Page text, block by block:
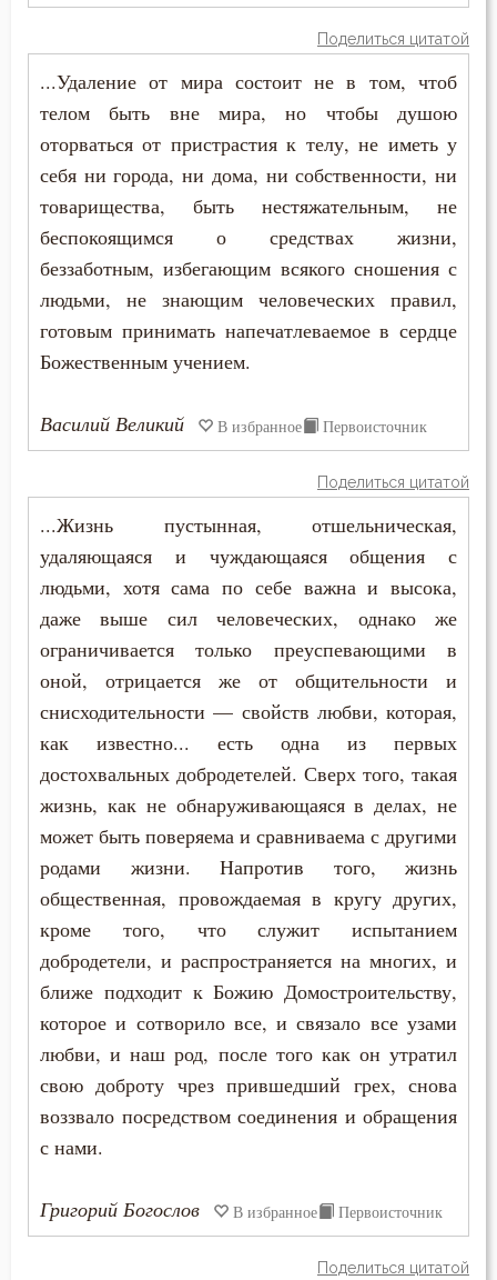
Слезы
Слух
Смертная память
Смерть
Смерть детей
Смех
Смысл жизни
Снисхождение
Соблазн
Совершенство
Совет
Созерцание
Сокрушение
Сомнение
Сон
Состояние души после смерти
Сострадание
Сотворение мира
Спаситель
Поделиться цитатой
...Удаление от мира состоит не в том, чтоб
телом быть вне мира, но чтобы душою
оторваться от пристрастия к телу, не иметь у
себя ни города, ни дома, ни собственности, ни
товарищества, быть нестяжательным, не
беспокоящимся о средствах жизни,
беззаботным, избегающим всякого сношения с
людьми, не знающим человеческих правил,
готовым принимать напечатлеваемое в сердце
Божественным учением.
Василий Великий В избранное Первоисточник
Поделиться цитатой
...Жизнь пустынная, отшельническая,
удаляющаяся и чуждающаяся общения с
людьми, хотя сама по себе важна и высока,
даже выше сил человеческих, однако же
ограничивается только преуспевающими в
оной, отрицается же от общительности и
снисходительности — свойств любви, которая,
как известно... есть одна из первых
достохвальных добродетелей. Сверх того, такая
жизнь, как не обнаруживающаяся в делах, не
может быть поверяема и сравниваема с другими
родами жизни. Напротив того, жизнь
общественная, провождаемая в кругу других,
кроме того, что служит испытанием
добродетели, и распространяется на многих, и
ближе подходит к Божию Домостроительству,
которое и сотворило все, и связало все узами
любви, и наш род, после того как он утратил
свою доброту чрез прившедший грех, снова
воззвало посредством соединения и обращения
с нами.
Григорий Богослов В избранное Первоисточник
Поделиться цитатой